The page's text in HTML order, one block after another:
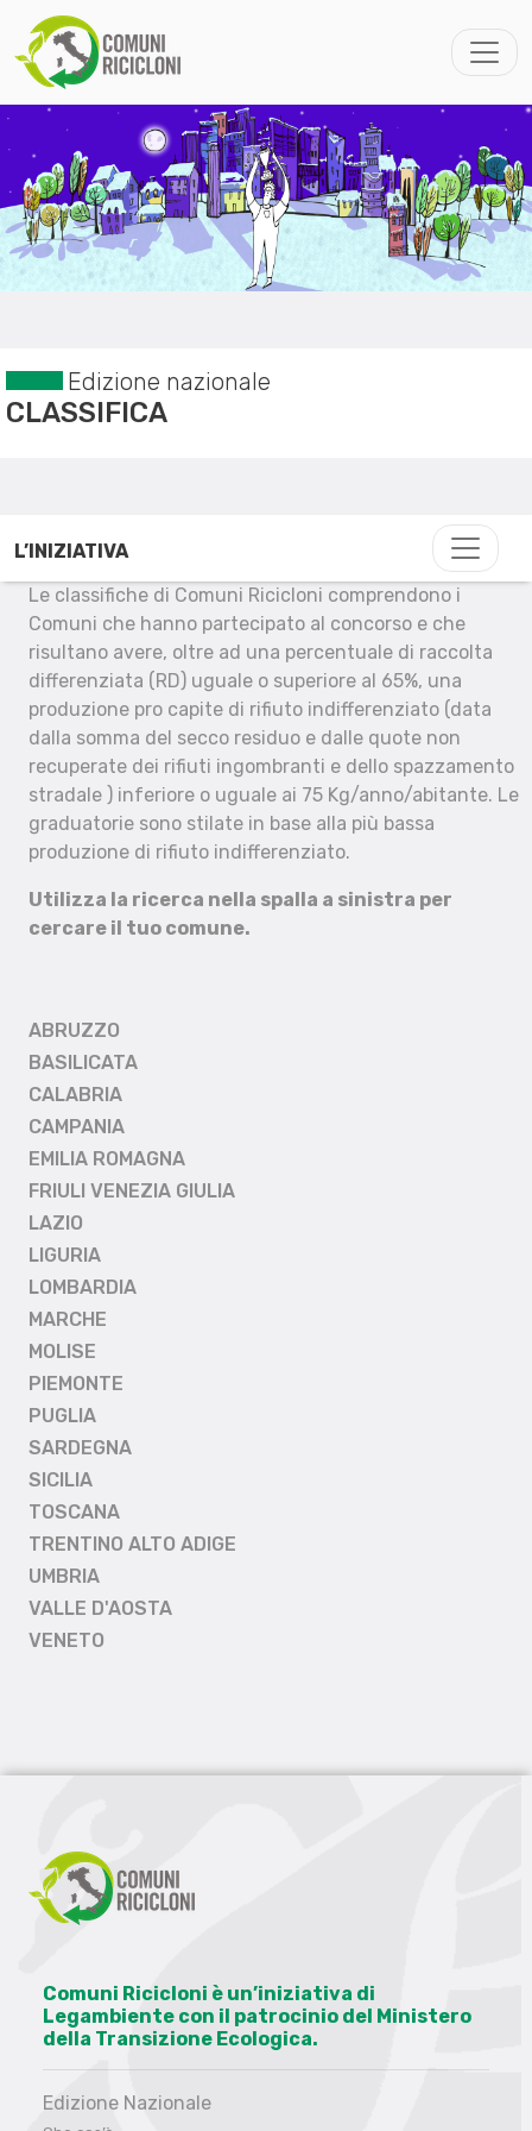
Edizione nazionale
CLASSIFICA
L’INIZIATIVA
Le classifiche di Comuni Ricicloni comprendono i
Comuni che hanno partecipato al concorso e che
risultano avere, oltre ad una percentuale di raccolta
differenziata (RD) uguale o superiore al 65%, una
produzione pro capite di rifiuto indifferenziato (data
dalla somma del secco residuo e dalle quote non
recuperate dei rifiuti ingombranti e dello spazzamento
stradale ) inferiore o uguale ai 75 Kg/anno/abitante. Le
graduatorie sono stilate in base alla più bassa
produzione di rifiuto indifferenziato.
Utilizza la ricerca nella spalla a sinistra per
cercare il tuo comune.
ABRUZZO
BASILICATA
CALABRIA
CAMPANIA
EMILIA ROMAGNA
FRIULI VENEZIA GIULIA
LAZIO
LIGURIA
LOMBARDIA
MARCHE
MOLISE
PIEMONTE
PUGLIA
SARDEGNA
SICILIA
TOSCANA
TRENTINO ALTO ADIGE
UMBRIA
VALLE D'AOSTA
VENETO
Comuni Ricicloni è un’iniziativa di
Legambiente con il patrocinio del Ministero
della Transizione Ecologica.
Edizione Nazionale